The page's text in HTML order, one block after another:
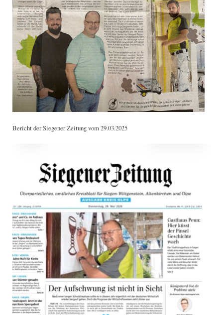
Bericht der Siegener Zeitung vom 29.03.2025